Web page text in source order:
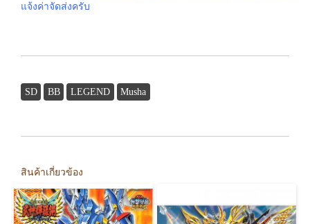
แจ้งค่าจัดส่งครับ
SD BB LEGEND Musha
สินค้าเกี่ยวข้อง